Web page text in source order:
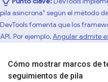
pila asíncrona" según el método
DevTools fomenta que los
API. Por ejemplo,Angular admite
Cómo mostrar marcos de
seguimientos de pila